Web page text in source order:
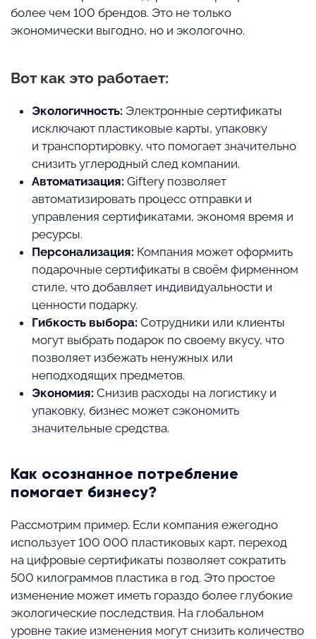
более чем 100 брендов. Это не только
экономически выгодно, но и экологочно.
Вот как это работает:
Экологичность: Электронные сертификаты
исключают пластиковые карты, упаковку
и транспортировку, что помогает значительно
снизить углеродный след компании.
Автоматизация: Giftery позволяет
автоматизировать процесс отправки и
управления сертификатами, экономя время и
ресурсы.
Персонализация: Компания может оформить
подарочные сертификаты в своём фирменном
стиле, что добавляет индивидуальности и
ценности подарку.
Гибкость выбора: Сотрудники или клиенты
могут выбрать подарок по своему вкусу, что
позволяет избежать ненужных или
неподходящих предметов.
Экономия: Снизив расходы на логистику и
упаковку, бизнес может сэкономить
значительные средства.
Как осознанное потребление
помогает бизнесу?
Рассмотрим пример. Если компания ежегодно
использует 100 000 пластиковых карт, переход
на цифровые сертификаты позволяет сократить
500 килограммов пластика в год. Это простое
изменение может иметь гораздо более глубокие
экологические последствия. На глобальном
уровне такие изменения могут снизить количество